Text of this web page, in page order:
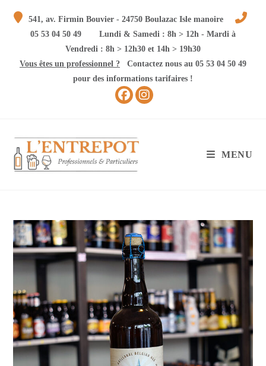
541, av. Firmin Bouvier - 24750 Boulazac Isle manoire
05 53 04 50 49
Lundi & Samedi : 8h > 12h - Mardi à
Vendredi : 8h > 12h30 et 14h > 19h30
Vous êtes un professionnel ? Contactez nous au 05 53 04 50 49
pour des informations tarifaires !
MENU